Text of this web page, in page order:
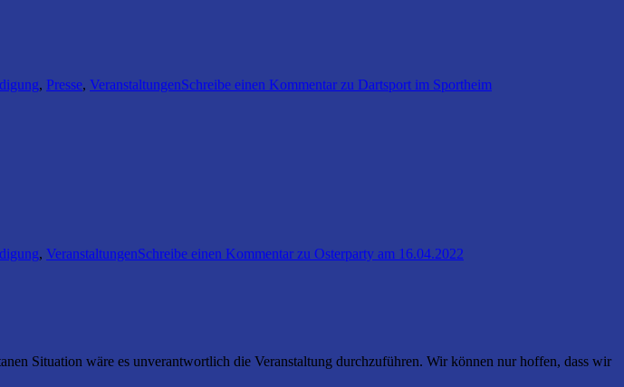
, Presse, VeranstaltungenSchreibe einen Kommentar zu Dartsport im Sportheim
, VeranstaltungenSchreibe einen Kommentar zu Osterparty am 16.04.2022
Situation wäre es unverantwortlich die Veranstaltung durchzuführen. Wir können nur hoffen, dass wir